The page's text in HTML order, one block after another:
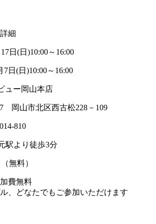
細
日(日)10:00～16:00
日)10:00～16:00
ュー岡山本店
岡山市北区西古松228－109
810
駅より徒歩3分
無料）
費無料
、どなたでもご参加いただけます